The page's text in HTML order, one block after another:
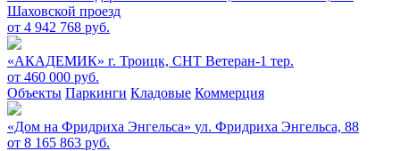
Шаховской проезд
от 4 942 768 руб.
«АКАДЕМИК» г. Троицк, СНТ Ветеран-1 тер.
от 460 000 руб.
Объекты Паркинги Кладовые Коммерция
«Дом на Фридриха Энгельса» ул. Фридриха Энгельса, 88
от 8 165 863 руб.